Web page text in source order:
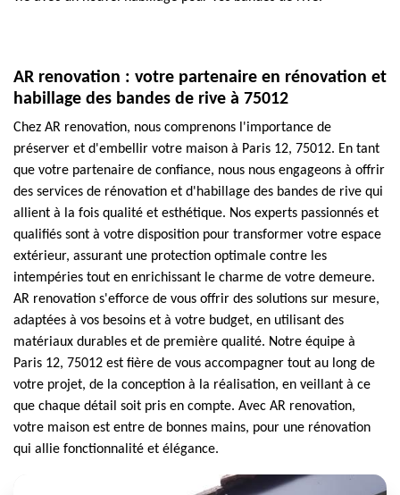
AR renovation : votre partenaire en rénovation et
habillage des bandes de rive à 75012
Chez AR renovation, nous comprenons l'importance de
préserver et d'embellir votre maison à Paris 12, 75012. En tant
que votre partenaire de confiance, nous nous engageons à offrir
des services de rénovation et d'habillage des bandes de rive qui
allient à la fois qualité et esthétique. Nos experts passionnés et
qualifiés sont à votre disposition pour transformer votre espace
extérieur, assurant une protection optimale contre les
intempéries tout en enrichissant le charme de votre demeure.
AR renovation s'efforce de vous offrir des solutions sur mesure,
adaptées à vos besoins et à votre budget, en utilisant des
matériaux durables et de première qualité. Notre équipe à
Paris 12, 75012 est fière de vous accompagner tout au long de
votre projet, de la conception à la réalisation, en veillant à ce
que chaque détail soit pris en compte. Avec AR renovation,
votre maison est entre de bonnes mains, pour une rénovation
qui allie fonctionnalité et élégance.